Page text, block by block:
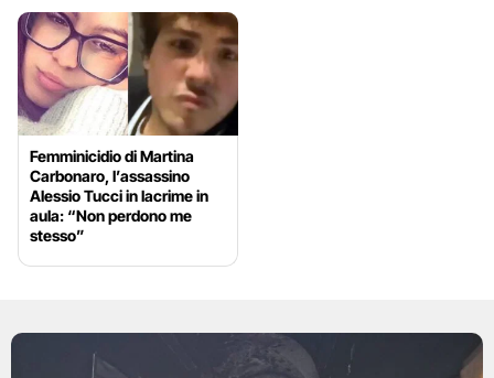
Femminicidio di Martina
Carbonaro, l’assassino
Alessio Tucci in lacrime in
aula: “Non perdono me
stesso”